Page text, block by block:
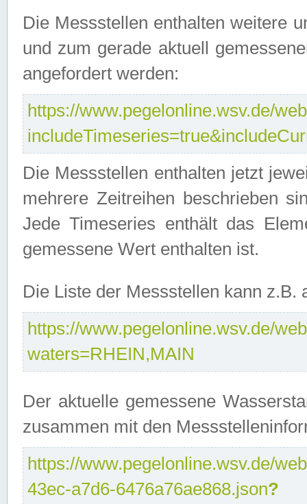
Die Messstellen enthalten weitere
und zum gerade aktuell
angefordert werden:
https://www.pegelonline.wsv.de/
Die Messstellen enthalten jetzt
mehrere Zeitreihen beschrieben
Jede Timeseries enthält das
gemessene Wert enthalten ist.
Die Liste der Messstellen kann
https://www.pegelonline.wsv.de/
waters=RHEIN,MAIN
Der aktuelle gemessene
zusammen mit den
https://www.pegelonline.wsv.de/
43ec-a7d6-6476a76ae868.json?